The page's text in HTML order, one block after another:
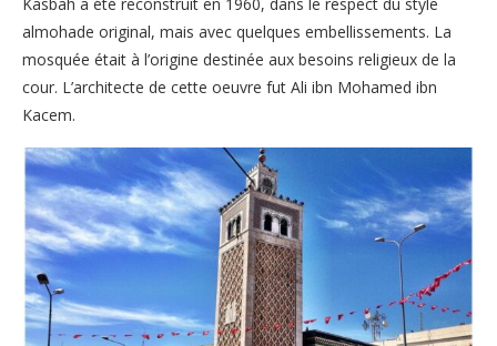
almohade original, mais avec quelques embellissements. La
mosquée était à l’origine destinée aux besoins religieux de la
cour. L’architecte de cette oeuvre fut Ali ibn Mohamed ibn
Kacem.